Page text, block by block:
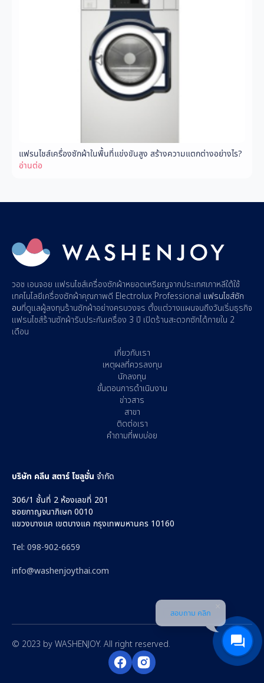
แฟรนไชส์เครื่องซักผ้าในพื้นที่แข่งขันสูง สร้างความแตกต่างอย่างไร?
อ่านต่อ
วอช เอนจอย แฟรนไชส์เครื่องซักผ้าหยอดเหรียญจากประเทศเกาหลีใต้ใช้
เทคโนโลยีเครื่องซักผ้าคุณภาพดี Electrolux Professional แฟรนไชส์ซัก
อบที่ดูแลผู้ลงทุนร้านซักผ้าอย่างครบวงจร ตั้งแต่วางแผนจนถึงวันเริ่มธุรกิจ
แฟรนไชส์ร้านซักผ้ารับประกันเครื่อง 3 ปี เปิดร้านสะดวกซักได้ภายใน 2
เดือน
เกี่ยวกับเรา
เหตุผลที่ควรลงทุน
นักลงทุน
ขั้นตอนการดำเนินงาน
ข่าวสาร
สาขา
ติดต่อเรา
คำถามที่พบบ่อย
บริษัท คลีน สตาร์ โซลูชั่น จำกัด
306/1 ชั้นที่ 2 ห้องเลขที่ 201
ซอยกาญจนาภิเษก 0010
แขวงบางแค เขตบางแค กรุงเทพมหานคร 10160
Tel: 098-902-6659
info@washenjoythai.com‍
© 2023 by WASHENJOY. All right reserved.
สอบถาม คลิก